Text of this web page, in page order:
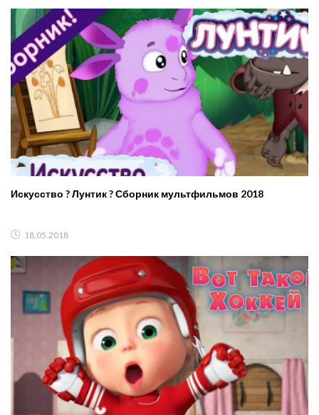
Искусство ? Лунтик ? Сборник мультфильмов 2018
18.05.2018